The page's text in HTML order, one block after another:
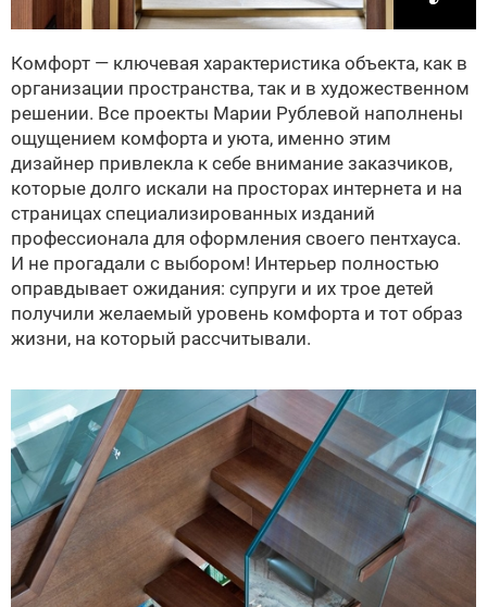
Комфорт — ключевая характеристика объекта, как в
организации пространства, так и в художественном
решении. Все проекты Марии Рублевой наполнены
ощущением комфорта и уюта, именно этим
дизайнер привлекла к себе внимание заказчиков,
которые долго искали на просторах интернета и на
страницах специализированных изданий
профессионала для оформления своего пентхауса.
И не прогадали с выбором! Интерьер полностью
оправдывает ожидания: супруги и их трое детей
получили желаемый уровень комфорта и тот образ
жизни, на который рассчитывали.